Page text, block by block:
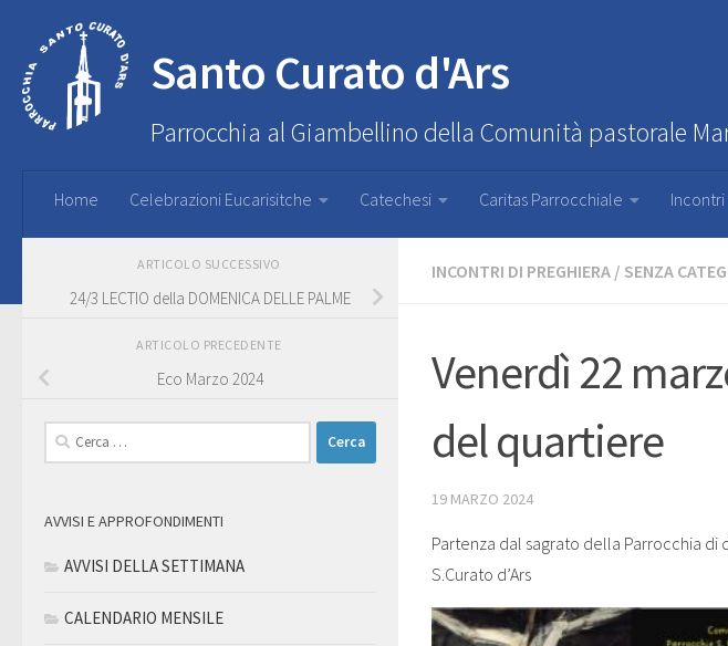
Santo Curato d'Ars
Parrocchia al Giambellino della Comunità pastorale
Home Celebrazioni Eucarisitche Catechesi Caritas Parrocchiale Incontri
INCONTRI DI PREGHIERA / SENZA
Venerdì 22
del quartiere
19 MARZO 2024
Partenza dal sagrato della Parrocchia di
S.Curato d’Ars
ARTICOLO SUCCESSIVO
24/3 LECTIO della DOMENICA DELLE PALME
ARTICOLO PRECEDENTE
Eco Marzo 2024
Ricerca
per:
AVVISI E APPROFONDIMENTI
AVVISI DELLA SETTIMANA
CALENDARIO MENSILE